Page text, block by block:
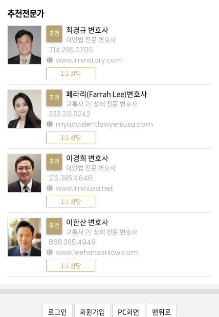
인
바
랍
니
.
A
S
미
국
에
서
로
운
전
가
추천전문가
추천 최경규 변호사
이민법 전문 변호사
714.295.0700
www.iminstory.com
1:1 상담
추천 페라리(Farrah Lee)변호사
교통사고/ 상해 전문 변호사
323.313.9242
myaccidentlawyersusa.com
1:1 상담
추천 이경희 변호사
이민법 전문 변호사
213.385.4646
www.iminusa.net
1:1 상담
추천 이한산 변호사
교통사고/ 상해 전문 변호사
866.365.4949
www.leehansanlaw.com
1:1 상담
로그인 회원가입 PC화면 맨위로